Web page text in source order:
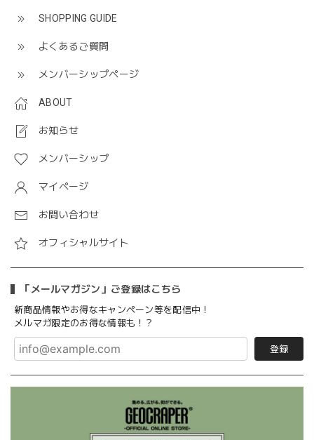
SHOPPING GUIDE
よくあるご質問
メンバーシップページ
ABOUT
お知らせ
メンバーシップ
マイページ
お問い合わせ
オフィシャルサイト
「メールマガジン」ご登録はこちら
新商品情報やお得なキャンペーン等を配信中！
メルマガ限定のお得な情報も！？
登録